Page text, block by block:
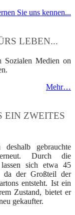
Sie uns kennen...
LEBEN...
Sozialen Medien on
Mehr…
EIN ZWEITES
gebrauchte
Durch die
sich etwa 45
da der Großteil der
entsteht. Ist ein
Zustand, bietet er
gekaufter.